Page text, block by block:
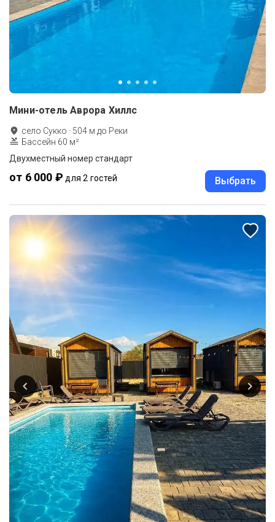
Мини-отель Аврора Хиллс
село Сукко · 504 м до Реки
Бассейн 60 м²
Двухместный номер стандарт
от 6 000 ₽ для 2 гостей Выбрать